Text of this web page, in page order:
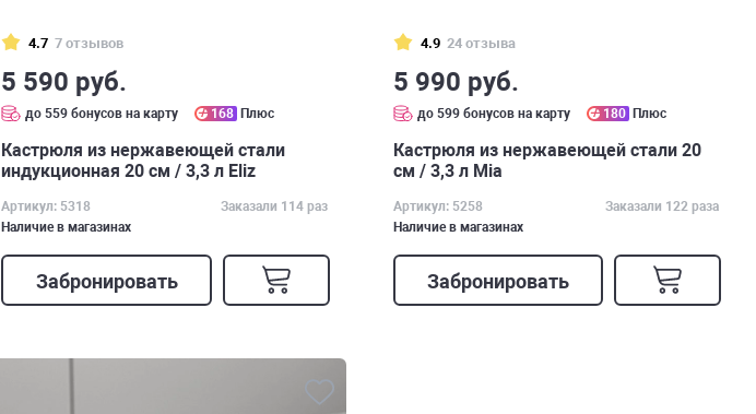
4.7 7 отзывов
5 590 руб.
до 559 бонусов на карту 168 Плюс
Кастрюля из нержавеющей стали
индукционная 20 см / 3,3 л Eliz
Артикул: 5318
Заказали 114 раз
Наличие в магазинах
Забронировать
4.9 24 отзыва
5 990 руб.
до 599 бонусов на карту 180 Плюс
Кастрюля из нержавеющей стали 20
см / 3,3 л Mia
Артикул: 5258
Заказали 122 раза
Наличие в магазинах
Забронировать